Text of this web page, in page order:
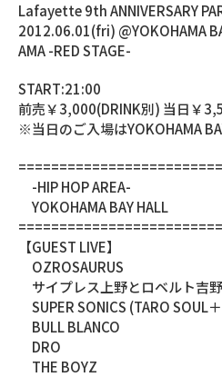
Lafayette 9th ANNIVERSARY
2012.06.01(fri) @YOKOHAMA
AMA -RED STAGE-
START:21:00
前売￥3,000(DRINK別) 当日￥
※当日のご入場はYOKOHAMA
-HIP HOP AREA-
YOKOHAMA BAY HALL
【GUEST LIVE】
OZROSAURUS
サイプレス上野とロベルト吉野
SUPER SONICS (TARO SOUL
BULL BLANCO
DRO
THE BOYZ